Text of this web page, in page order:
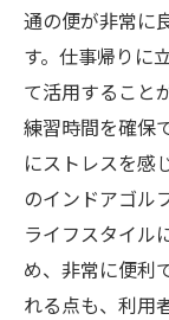
スケ
短時
仕事
無駄
利用
24時
初心者で
スクール
通の便が非常に
す。仕事帰りに
て活用すること
練習時間を確保
にストレスを感
のインドアゴル
ライフスタイル
め、非常に便利
れる点も、利用